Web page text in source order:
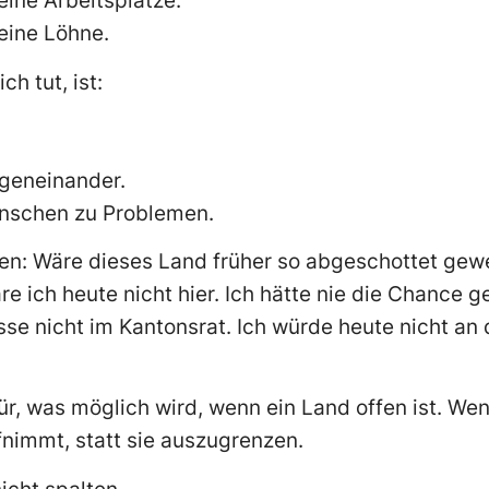
Löhne.
tut, ist:
zu Problemen.
Wäre dieses Land früher so abgeschottet
ich heute nicht hier. Ich hätte nie die Chance
nicht im Kantonsrat. Ich würde heute nicht an
was möglich wird, wenn ein Land offen ist.
statt sie auszugrenzen.